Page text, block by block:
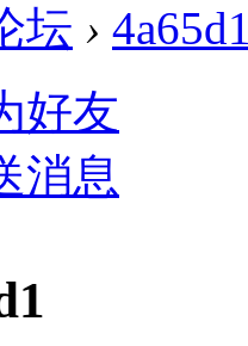
坛 › 4a65d1
好友
消息